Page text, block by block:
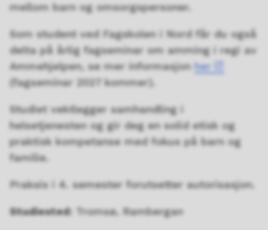
mellom barn og omsorgspersoner.
Som student ved Fagskolen i Nord får du også
delta på årlig fagseminar om amming i regi av
Ammehjelpen, se mer informasjon her
(fagseminar 2027 kommer).
Studiet vektlegger samhandling i
helsetjenesten og gir deg en solid etisk og
praktisk kompetanse med fokus på barn og
familie.
Praksis i 4. semester forutsetter autorisasjon.
Studiested: Tromsø, Rambergan